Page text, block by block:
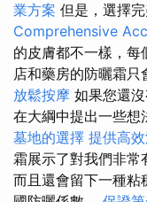
業方案 但是，選擇
Comprehensive
的皮膚都不一樣，
店和藥房的防曬霜只
放鬆按摩 如果您還
在大綱中提出一些想
墓地的選擇 提供高
霜展示了對我們非常
而且還會留下一種